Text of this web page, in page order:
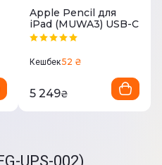
Apple Pencil для
iPad (MUWA3) USB-C
Кешбек52 ₴
5 249₴
UPS-002)